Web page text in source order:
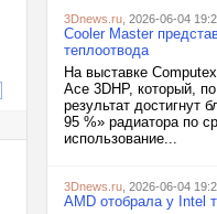
3Dnews.ru , 2026-06-04
Cooler Master
теплоотвода
На выставке
Ace 3DHP, который,
результат достигнут
95 %» радиатора по
использование...
3Dnews.ru , 2026-06-04
AMD отобрала у Intel